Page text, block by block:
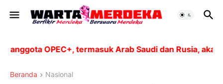
OPEC+, termasuk Arab Saudi dan Rusia, akan
Beranda Nasional